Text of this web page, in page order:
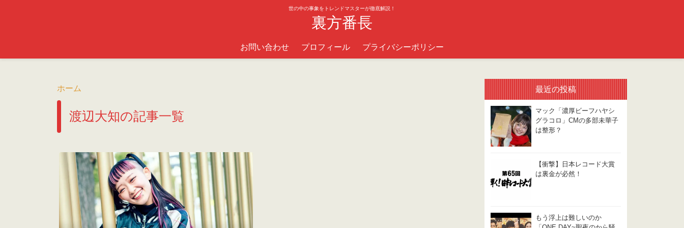
世の中の事象をトレンドマスターが徹底解説！
裏方番長
お問い合わせ プロフィール プライバシーポリシー
ホーム
渡辺大知の記事一覧
最近の投稿
マック「濃厚ビーフハヤシ
グラコロ」CMの多部未華子
は整形？
【衝撃】日本レコード大賞
は裏金が必然！
もう浮上は難しいのか